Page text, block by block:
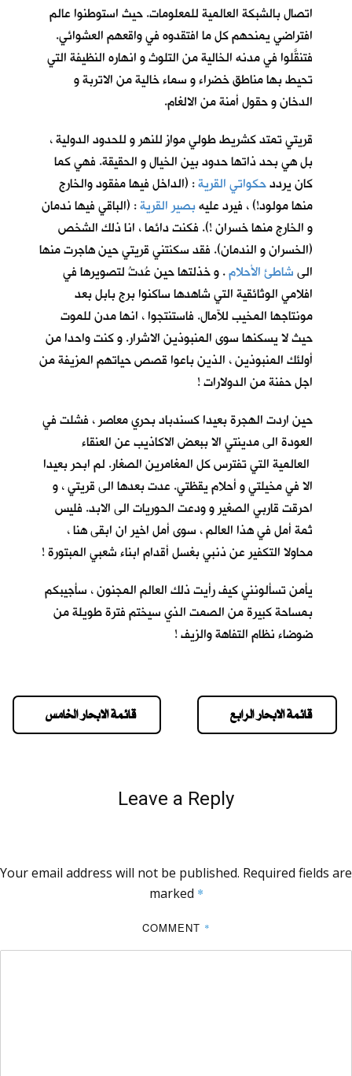
اتصال بالشبكة العالمية للمعلومات. حيث استوطنوا عالم
افتراضي يمنحهم كل ما افتقدوه في واقعهم العشوائي.
فتنقَّلوا في مدنه الخالية من التلوث و انهاره النظيفة التي
تحيط بها مناطق خضراء و سماء خالية من الاتربة و
الدخان و حقول أمنة من الالغام.
قريتي تمتد كشريط طولي موازٍ للنهر و للحدود الدولية ،
بل هي بحد ذاتها حدود بين الخيال و الحقيقة. فهي كما
كان يرددحكواتي القرية: (الداخل فيها مفقود والخارج
منها مولود!) ، فيرد عليهبصير القرية: (الباقي فيها ندمان
و الخارج منها خسران !). فكنت دائما ، انا ذلك الشخص
(الخسران و الندمان). فقد سكنتني قريتي حين هاجرت منها
الىشاطئ الأحلام. و خذلتها حين عُدتُ لتصويرها في
افلامي الوثائقية التي شاهدها ساكنوا برج بابل بعد
مونتاجها المخيب للآمال. فاستنتجوا ، انها مدن للموت
حيث لا يسكنها سوى المنبوذين الاشرار. و كنت واحدا من
أولئك المنبوذين ، الذين باعوا قصص حياتهم المزيفة من
اجل حفنة من الدولارات !
حين اردت الهجرة بعيدا كسندباد بحري معاصر ، فشلت في
العودة الى مدينتي الا ببعض الاكاذيب عن العنقاء
العالمية التي تفترس كل المغامرين الصغار. لم ابحر بعيدا
الا في مخيلتي و أحلام يقظتي. عدت بعدها الى قريتي ، و
احرقت قاربي الصغير و ودعت الحوريات الى الابد. فليس
ثمة أمل في هذا العالم ، سوى أمل اخير ان ابقى هنا ،
محاولا التكفير عن ذنبي بغسل أقدام ابناء شعبي المبتورة !
يأمن تسألونني كيف رأيت ذلك العالم المجنون ، سأجيبكم
بمساحة كبيرة من الصمت الذي سيختم فترة طويلة من
ضوضاء نظام التفاهة والزيف !
قائمة الابحار الخامس قائمة الابحار الرابع
Leave a Reply
Your email address will not be published. Required fields are
marked *
COMMENT *